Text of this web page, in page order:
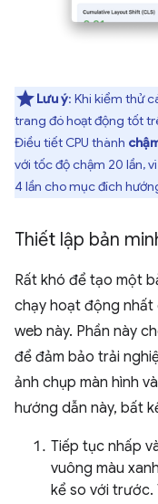
Lưu ý: Khi kiểm thử
trang đó hoạt động tốt
Điều tiết CPU thành
với tốc độ chậm 20 lần,
4 lần cho mục đích
Thiết lập bản
Rất khó để tạo một
chạy hoạt động
web này. Phần này
để đảm bảo trải
ảnh chụp màn hình
hướng dẫn này, bất
Tiếp tục nhấp
vuông màu
kể so với trước.